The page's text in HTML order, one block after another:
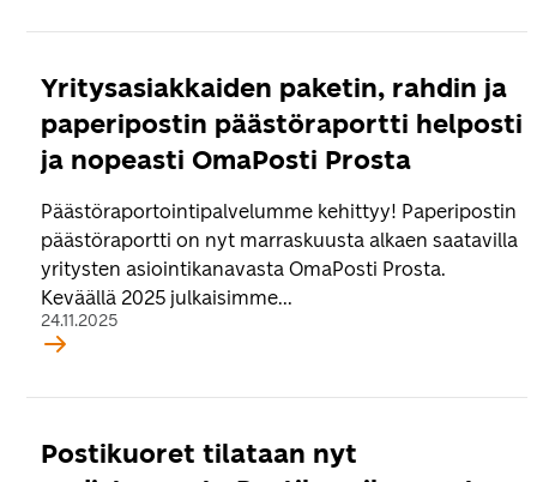
Yritysasiakkaiden paketin, rahdin ja
paperipostin päästöraportti helposti
ja nopeasti OmaPosti Prosta
Päästöraportointipalvelumme kehittyy! Paperipostin
päästöraportti on nyt marraskuusta alkaen saatavilla
yritysten asiointikanavasta OmaPosti Prosta.
Keväällä 2025 julkaisimme...
24.11.2025
Postikuoret tilataan nyt